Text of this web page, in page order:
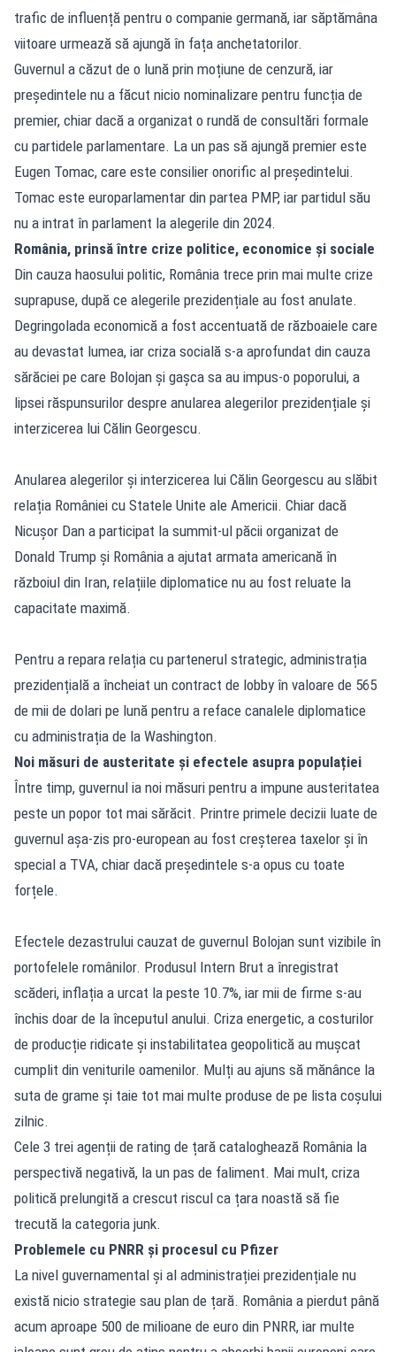
trafic de influență pentru o companie germană, iar săptămâna
viitoare urmează să ajungă în fața anchetatorilor.
Guvernul a căzut de o lună prin moțiune de cenzură, iar
președintele nu a făcut nicio nominalizare pentru funcția de
premier, chiar dacă a organizat o rundă de consultări formale
cu partidele parlamentare. La un pas să ajungă premier este
Eugen Tomac, care este consilier onorific al președintelui.
Tomac este europarlamentar din partea PMP, iar partidul său
nu a intrat în parlament la alegerile din 2024.
România, prinsă între crize politice, economice și sociale
Din cauza haosului politic, România trece prin mai multe crize
suprapuse, după ce alegerile prezidențiale au fost anulate.
Degringolada economică a fost accentuată de războaiele care
au devastat lumea, iar criza socială s-a aprofundat din cauza
sărăciei pe care Bolojan și gașca sa au impus-o poporului, a
lipsei răspunsurilor despre anularea alegerilor prezidențiale și
interzicerea lui Călin Georgescu.
Anularea alegerilor și interzicerea lui Călin Georgescu au slăbit
relația României cu Statele Unite ale Americii. Chiar dacă
Nicușor Dan a participat la summit-ul păcii organizat de
Donald Trump și România a ajutat armata americană în
războiul din Iran, relațiile diplomatice nu au fost reluate la
capacitate maximă.
Pentru a repara relația cu partenerul strategic, administrația
prezidențială a încheiat un contract de lobby în valoare de 565
de mii de dolari pe lună pentru a reface canalele diplomatice
cu administrația de la Washington.
Noi măsuri de austeritate și efectele asupra populației
Între timp, guvernul ia noi măsuri pentru a impune austeritatea
peste un popor tot mai sărăcit. Printre primele decizii luate de
guvernul așa-zis pro-european au fost creșterea taxelor și în
special a TVA, chiar dacă președintele s-a opus cu toate
forțele.
Efectele dezastrului cauzat de guvernul Bolojan sunt vizibile în
portofelele românilor. Produsul Intern Brut a înregistrat
scăderi, inflația a urcat la peste 10.7%, iar mii de firme s-au
închis doar de la începutul anului. Criza energetic, a costurilor
de producție ridicate și instabilitatea geopolitică au mușcat
cumplit din veniturile oamenilor. Mulți au ajuns să mănânce la
suta de grame și taie tot mai multe produse de pe lista coșului
zilnic.
Cele 3 trei agenții de rating de țară cataloghează România la
perspectivă negativă, la un pas de faliment. Mai mult, criza
politică prelungită a crescut riscul ca țara noastă să fie
trecută la categoria junk.
Problemele cu PNRR și procesul cu Pfizer
La nivel guvernamental și al administrației prezidențiale nu
există nicio strategie sau plan de țară. România a pierdut până
acum aproape 500 de milioane de euro din PNRR, iar multe